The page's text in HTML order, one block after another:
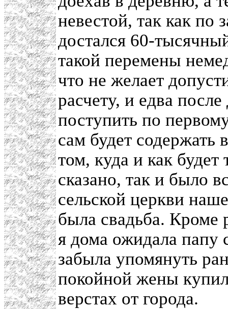
невестой, так как
достался 60-
такой перемены
что не желает
расчету, и едва
поступить по
сам будет содержать
том, куда и как будет
сказано, так и было
сельской церкви
была свадьба. Кроме
я дома ожидала папу
забыла упомянуть
покойной жены
верстах от города.